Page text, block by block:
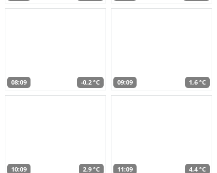
08:09 -0,2 °C 09:09 1,6 °C
10:09 2,9 °C 11:09 4,4 °C